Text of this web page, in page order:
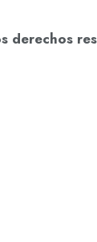
derechos